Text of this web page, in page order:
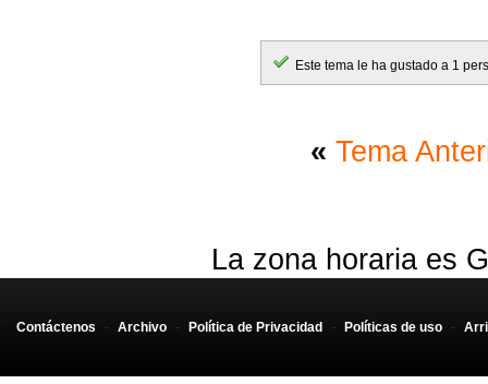
Este tema le ha gustado a 1
« Tema
La zona horaria es
Contáctenos - Archivo - Política de Privacidad - Políticas de uso -